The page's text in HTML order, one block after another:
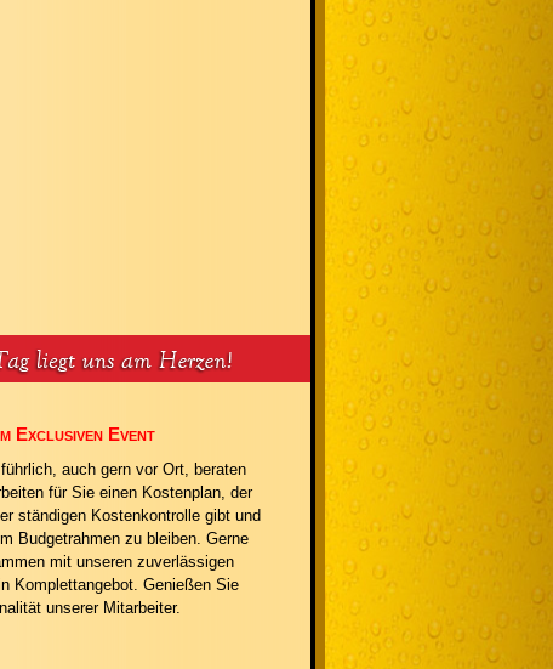
Exclusiven Event
auch gern vor Ort, beraten
für Sie einen Kostenplan, der
ständigen Kostenkontrolle gibt und
Budgetrahmen zu bleiben. Gerne
mit unseren zuverlässigen
Komplettangebot. Genießen Sie
unserer Mitarbeiter.